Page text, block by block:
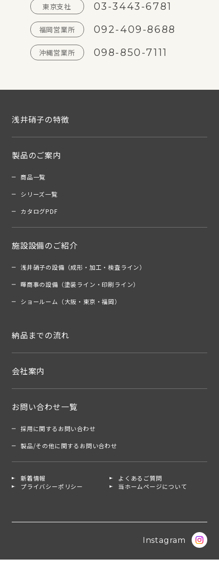
東京支社 03-3443-6781
福岡営業所 092-409-8688
沖縄営業所 098-850-7111
浅井硝子の特徴
製品のご案内
商品一覧
シリーズ一覧
カタログPDF
施設設備のご紹介
浅井硝子の設備（成形・加工・検査ライン）
暉商事の設備（塗装ライン・印刷ライン）
ショールーム（大阪・東京・福岡）
納品までの流れ
会社案内
お問い合わせ一覧
採用に関するお問い合わせ
製品/その他に関するお問い合わせ
新着情報
よくあるご質問
プライバシーポリシー
当ホームページについて
Instagram